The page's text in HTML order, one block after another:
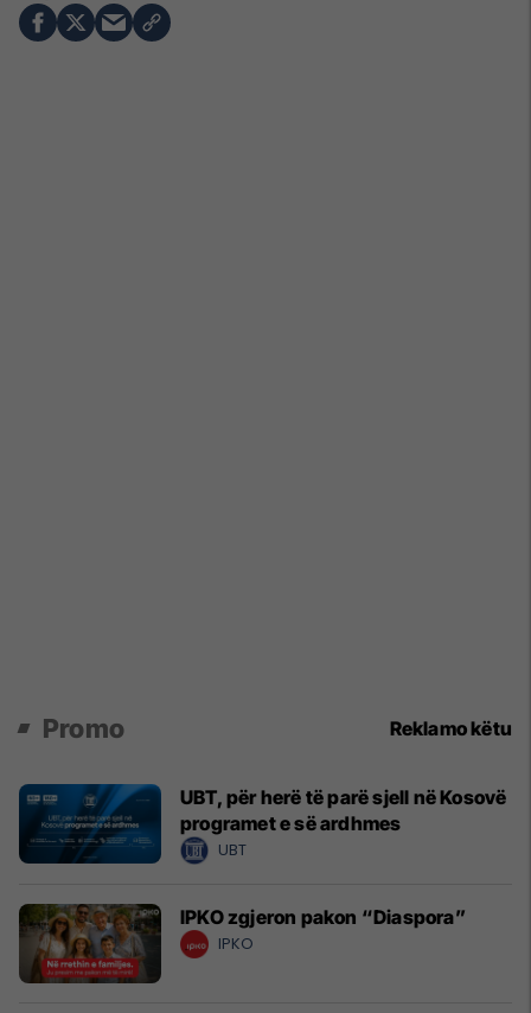
Promo Reklamo këtu
UBT, për herë të parë sjell në Kosovë
programet e së ardhmes
UBT
IPKO zgjeron pakon “Diaspora”
IPKO